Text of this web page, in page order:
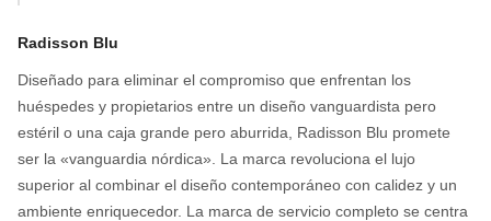
Radisson Blu
Diseñado para eliminar el compromiso que enfrentan los
huéspedes y propietarios entre un diseño vanguardista pero
estéril o una caja grande pero aburrida, Radisson Blu promete
ser la «vanguardia nórdica». La marca revoluciona el lujo
superior al combinar el diseño contemporáneo con calidez y un
ambiente enriquecedor. La marca de servicio completo se centra